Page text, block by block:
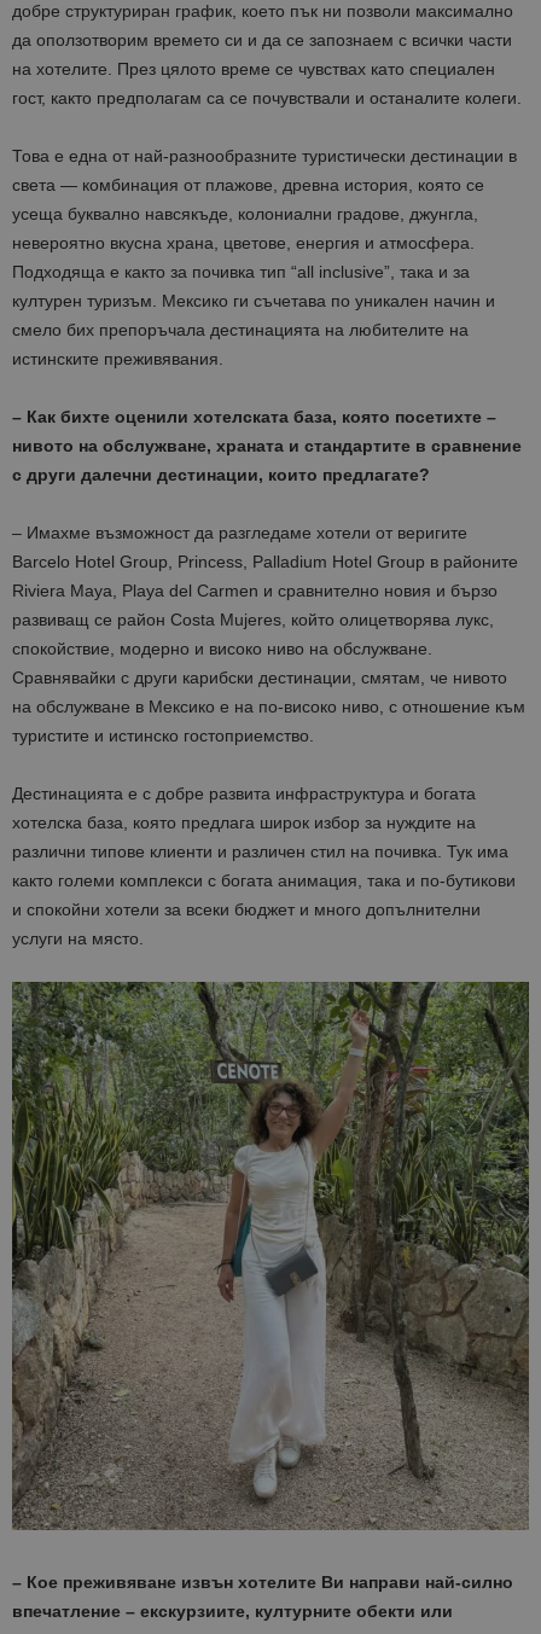
добре структуриран график, което пък ни позволи максимално
да оползотворим времето си и да се запознаем с всички части
на хотелите. През цялото време се чувствах като специален
гост, както предполагам са се почувствали и останалите колеги.
Това е една от най-разнообразните туристически дестинации в
света — комбинация от плажове, древна история, която се
усеща буквално навсякъде, колониални градове, джунгла,
невероятно вкусна храна, цветове, енергия и атмосфера.
Подходяща е както за почивка тип “all inclusive”, така и за
културен туризъм. Мексико ги съчетава по уникален начин и
смело бих препоръчала дестинацията на любителите на
истинските преживявания.
– Как бихте оценили хотелската база, която посетихте –
нивото на обслужване, храната и стандартите в сравнение
с други далечни дестинации, които предлагате?
– Имахме възможност да разгледаме хотели от веригите
Barcelo Hotel Group, Princess, Palladium Hotel Group в районите
Riviera Maya, Playa del Carmen и сравнително новия и бързо
развиващ се район Costa Mujeres, който олицетворява лукс,
спокойствие, модерно и високо ниво на обслужване.
Сравнявайки с други карибски дестинации, смятам, че нивото
на обслужване в Мексико е на по-високо ниво, с отношение към
туристите и истинско гостоприемство.
Дестинацията е с добре развита инфраструктура и богата
хотелска база, която предлага широк избор за нуждите на
различни типове клиенти и различен стил на почивка. Тук има
както големи комплекси с богата анимация, така и по-бутикови
и спокойни хотели за всеки бюджет и много допълнителни
услуги на място.
– Кое преживяване извън хотелите Ви направи най-силно
впечатление – екскурзиите, културните обекти или